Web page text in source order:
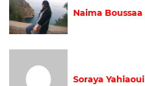
Naima Boussaa
Soraya Yahiaoui